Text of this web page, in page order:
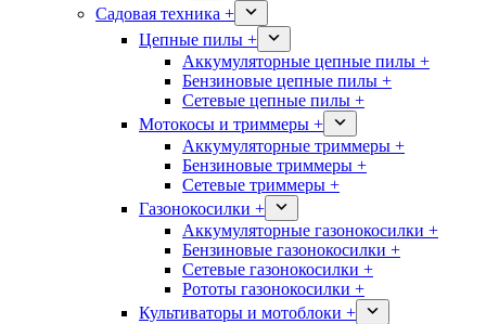
Садовая техника +
Цепные пилы +
Аккумуляторные цепные пилы +
Бензиновые цепные пилы +
Сетевые цепные пилы +
Мотокосы и триммеры +
Аккумуляторные триммеры +
Бензиновые триммеры +
Сетевые триммеры +
Газонокосилки +
Аккумуляторные газонокосилки +
Бензиновые газонокосилки +
Сетевые газонокосилки +
Рототы газонокосилки +
Культиваторы и мотоблоки +